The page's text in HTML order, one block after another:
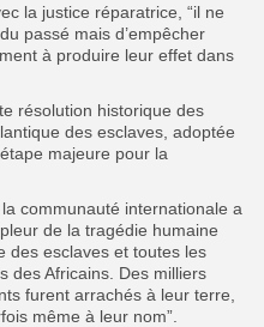
la justice réparatrice, “il ne
passé mais d’empêcher
à produire leur effet dans
résolution historique des
des esclaves, adoptée
majeure pour la
communauté internationale a
de la tragédie humaine
des esclaves et toutes les
des Africains. Des milliers
furent arrachés à leur terre,
même à leur nom”.